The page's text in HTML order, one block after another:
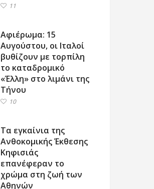
11
Αφιέρωμα: 15
Αυγούστου, οι Ιταλοί
βυθίζουν με τορπίλη
το καταδρομικό
«Έλλη» στο λιμάνι της
Τήνου
10
Τα εγκαίνια της
Ανθοκομικής Έκθεσης
Κηφισιάς
επανέφεραν το
χρώμα στη ζωή των
Αθηνών